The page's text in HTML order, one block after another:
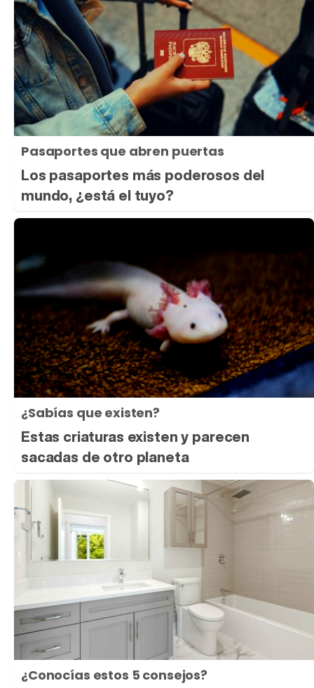
Pasaportes que abren puertas
Los pasaportes más poderosos del
mundo, ¿está el tuyo?
¿Sabías que existen?
Estas criaturas existen y parecen
sacadas de otro planeta
¿Conocías estos 5 consejos?